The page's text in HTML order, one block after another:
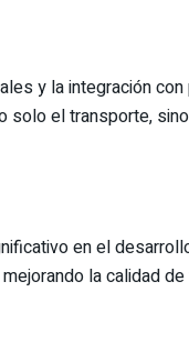
y la integración
solo el transporte,
en el
la calidad